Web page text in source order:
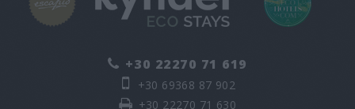
+30 22270 71 619
+30 69368 87 902
+30 22270 71 630